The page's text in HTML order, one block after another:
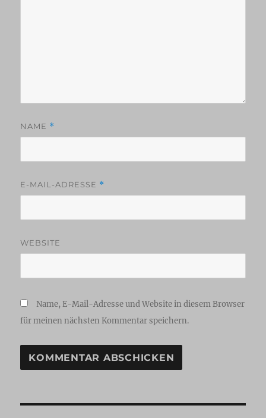
NAME *
E-MAIL-ADRESSE *
WEBSITE
Name, E-Mail-Adresse und Website in diesem Browser
für meinen nächsten Kommentar speichern.